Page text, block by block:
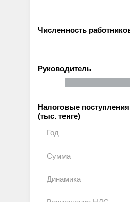
Численность
Руководитель
Налоговые поступления
(тыс. тенге)